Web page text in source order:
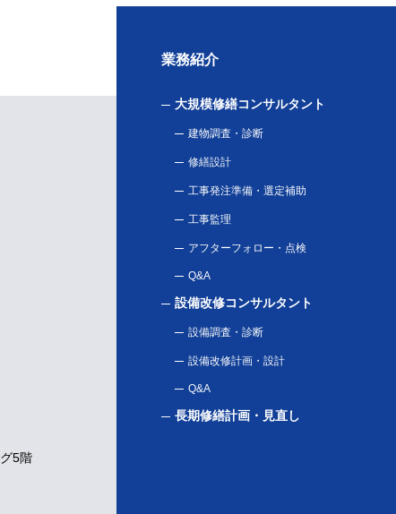
5階
業務紹介
大規模修繕コンサルタント
建物調査・診断
修繕設計
工事発注準備・選定補助
工事監理
アフターフォロー・点検
Q&A
設備改修コンサルタント
設備調査・診断
設備改修計画・設計
Q&A
長期修繕計画・見直し